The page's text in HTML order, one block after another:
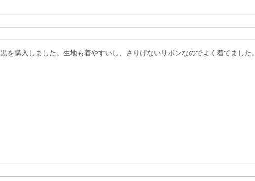
黒を購入しました。生地も着やすいし、さりげないリボンなのでよく着てました。